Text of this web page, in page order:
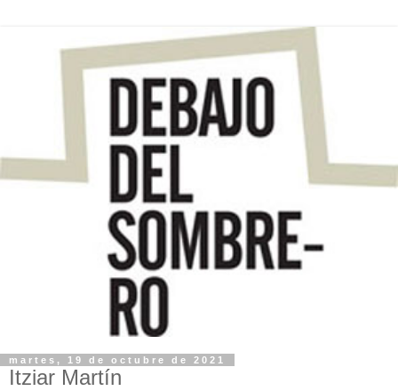
martes, 19 de octubre de 2021
Itziar Martín